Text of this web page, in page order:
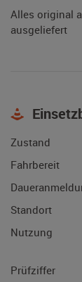
Alles original
ausgeliefert
Zustand
Fahrbereit
Standort
Nutzung
Prüfziffer